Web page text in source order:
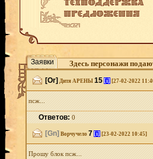
Заявки Здесь персонажи
[Or] Дитя АРЕНЫ 15 [i] [27-02-2022
псж...
Ответов:0
[Gn] Ворчучело 7 [i] [23-02-2022 10:45]
Прошу блок псж...